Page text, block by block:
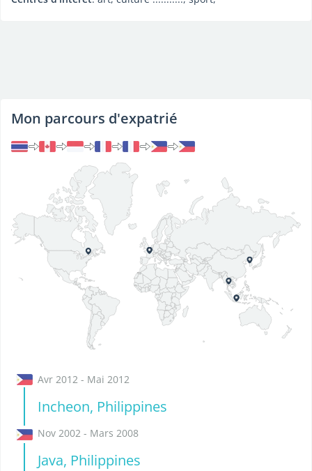
Mon parcours d'expatrié
Avr 2012 - Mai 2012
Incheon, Philippines
Nov 2002 - Mars 2008
Java, Philippines